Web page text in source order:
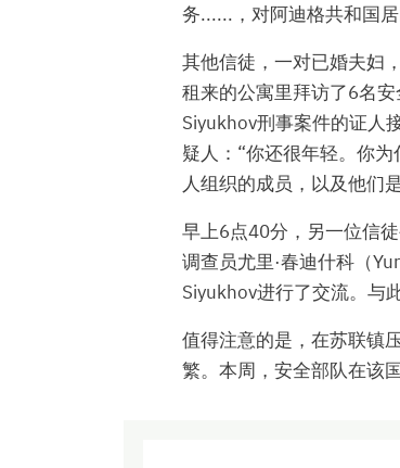
务......，对阿迪格共和国
其他信徒，一对已婚夫妇
租来的公寓里拜访了6名
Siyukhov刑事案件的证人
疑人：“你还很年轻。你
人组织的成员，以及他们
早上6点40分，另一位信
调查员尤里·春迪什科（
Siyukhov进行了交流。与
值得注意的是，在苏联镇
繁。本周，安全部队在该